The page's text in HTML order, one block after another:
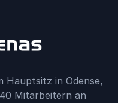
Hauptsitz in Odense,
Mitarbeitern an